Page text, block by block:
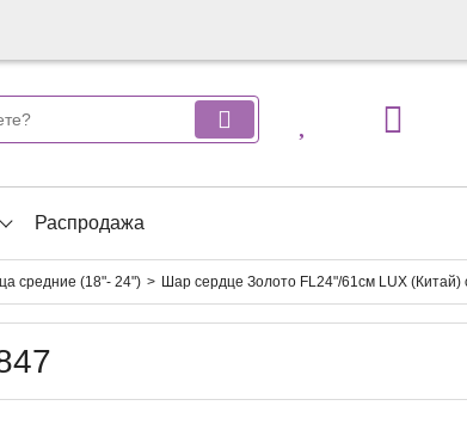
Распродажа
средние (18"- 24") Шар сердце Золото FL24"/61см LUX (Китай)